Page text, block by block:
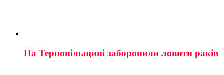
На Тернопільщині заборонили ловити раків